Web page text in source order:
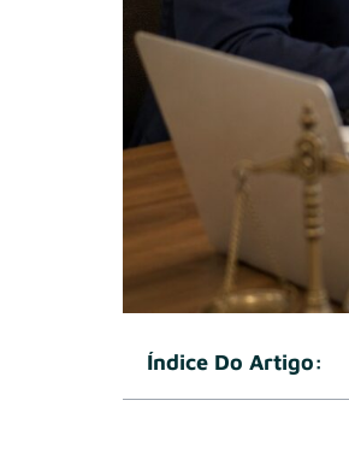
Índice Do Artigo: